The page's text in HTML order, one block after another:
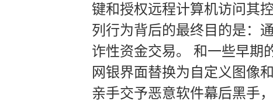
键和授权远程计算机访问其
列行为背后的最终目的是：
诈性资金交易。 和一些早期
网银界面替换为自定义图像
亲手交予恶意软件幕后黑手